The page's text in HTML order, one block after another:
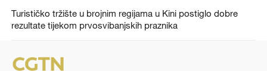
Turističko tržište u brojnim regijama u Kini postiglo dobre
rezultate tijekom prvosvibanjskih praznika